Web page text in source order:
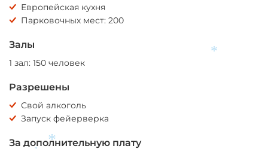
Европейская кухня
Парковочных мест: 200
Залы
1 зал: 150 человек
Разрешены
Свой алкоголь
Запуск фейерверка
За дополнительную плату